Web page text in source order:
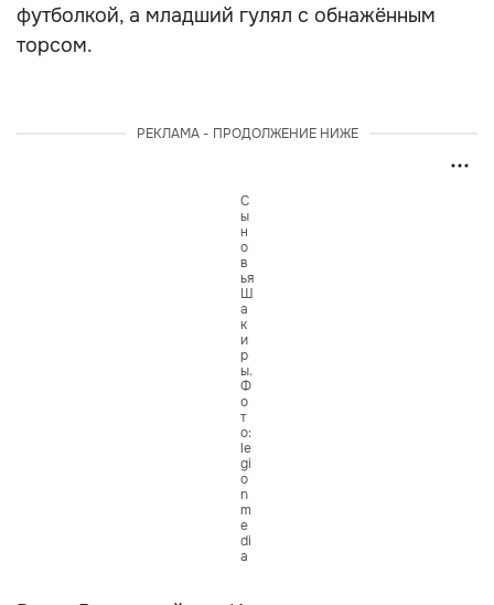
футболкой, а младший гулял с обнажённым
торсом.
РЕКЛАМА - ПРОДОЛЖЕНИЕ НИЖЕ
С
ы
н
о
в
ья
Ш
а
к
и
р
ы.
Ф
о
т
о:
le
gi
o
n
m
e
di
a